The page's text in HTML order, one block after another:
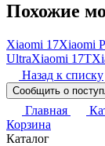
Похожие
Xiaomi 17Xiaomi
UltraXiaomi 17T
Назад к списку
Сообщить о
Главная
Корзина
Каталог